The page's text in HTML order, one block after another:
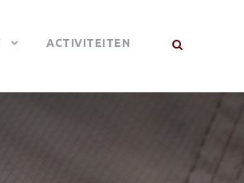
ACTIVITEITEN